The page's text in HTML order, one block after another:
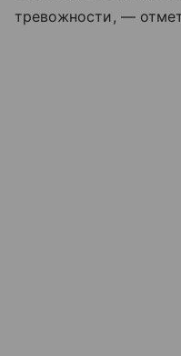
тревожности, —